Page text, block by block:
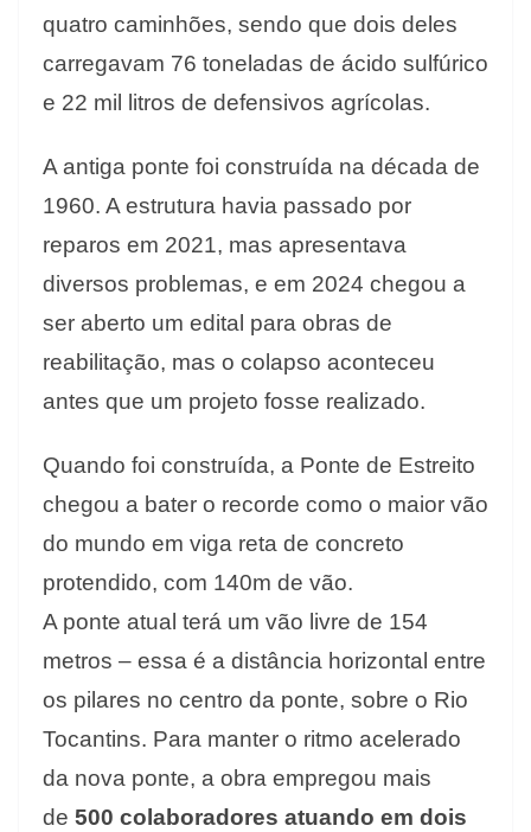
quatro caminhões, sendo que dois deles
carregavam 76 toneladas de ácido sulfúrico
e 22 mil litros de defensivos agrícolas.
A antiga ponte foi construída na década de
1960. A estrutura havia passado por
reparos em 2021, mas apresentava
diversos problemas, e em 2024 chegou a
ser aberto um edital para obras de
reabilitação, mas o colapso aconteceu
antes que um projeto fosse realizado.
Quando foi construída, a Ponte de Estreito
chegou a bater o recorde como o maior vão
do mundo em viga reta de concreto
protendido, com 140m de vão.
A ponte atual terá um vão livre de 154
metros – essa é a distância horizontal entre
os pilares no centro da ponte, sobre o Rio
Tocantins. Para manter o ritmo acelerado
da nova ponte, a obra empregou mais
de 500 colaboradores atuando em dois